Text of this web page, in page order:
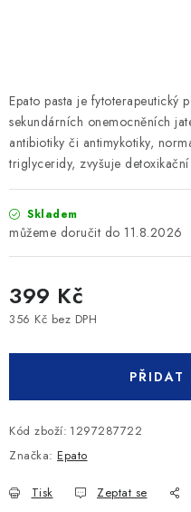
Podmínky ochrany osobních
Epato pasta je fytoterapeutický
sekundárních onemocněních
antibiotiky či antimykotiky,
triglyceridy, zvyšuje detoxikační
Skladem
11.8.2026
399 Kč
356 Kč bez DPH
PŘIDAT
Kód zboží: 1297287722
Značka: Epato
Tisk Zeptat se